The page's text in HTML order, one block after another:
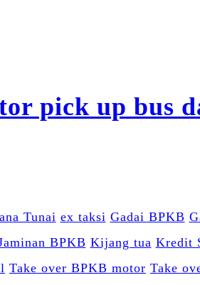
Tunai ex taksi Gadai BPKB
BPKB Kijang tua Kredit
Take over BPKB motor Take